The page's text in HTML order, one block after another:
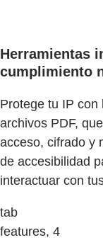
Herramientas
cumplimiento
Protege tu IP
archivos PDF,
acceso, cifrado y
de accesibilidad
interactuar con
tab
features, 4